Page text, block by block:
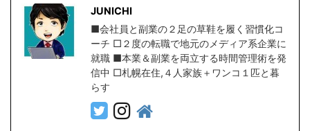
JUNICHI
■会社員と副業の２足の草鞋を履く習慣化コ
ーチ □２度の転職で地元のメディア系企業に
就職 ■本業＆副業を両立する時間管理術を発
信中 □札幌在住,４人家族＋ワンコ１匹と暮
らす